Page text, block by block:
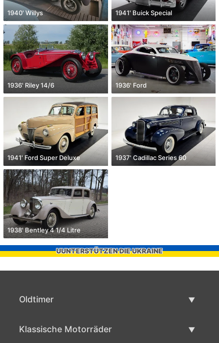
1940' Willys 1941' Buick Special
1936' Riley 14/6 1936' Ford
1941' Ford Super Deluxe 1937' Cadillac Series 60
1938' Bentley 4 1/4 Litre
UUNTERSTÜTZEN DIE UKRAINE
Oldtimer
Klassische Motorräder